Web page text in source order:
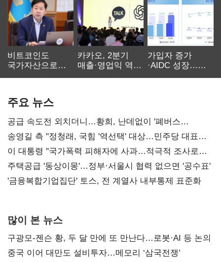
비트코인도
국가자산으로…'
카카오, 2분기
매출·영업익 역대
가입자 증가
·AIDC 성장…
주요 뉴스
공급 속도전 외치더니…황희, 난데없이 '폐버스
리모델링' 제안
송영길 측 "정청래, 국힘 '역선택' 대상…민주당 대표로
총선 지휘 못해"
이 대통령 "국가폭력 피해자에 사과…적극적 조사로
진실 밝혀야"
주택공급 '동상이몽'…정부·서울시 협력 없으면 '공수표'
'금융복합기업집단' 토스, 전 계열사 내부통제 표준화
많이 본 뉴스
구광모-젠슨 황, 두 달 만에 또 만난다…로봇·AI 등 논의
중국 이어 대만도 설비투자…메모리 ‘삼국전쟁’